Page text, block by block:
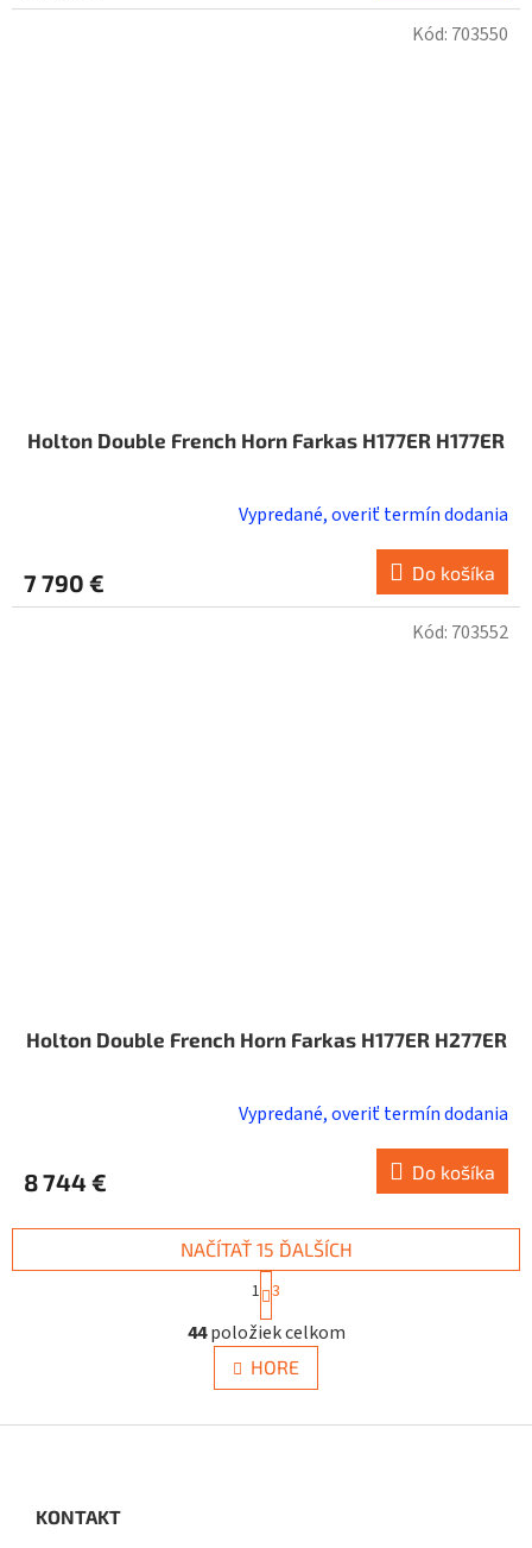
Holton Double French Horn Farkas H177ER H177ER
Vypredané, overiť termín dodania
7 790 € Do košíka
Kód: 703550
Holton Double French Horn Farkas H177ER H277ER
Vypredané, overiť termín dodania
8 744 € Do košíka
Kód: 703552
O
v
l
á
a
NAČÍTAŤ 15 ĎALŠÍCH
S
t
r
á
n
k
v
1 3
44položiek celkom
HORE
KONTAKT